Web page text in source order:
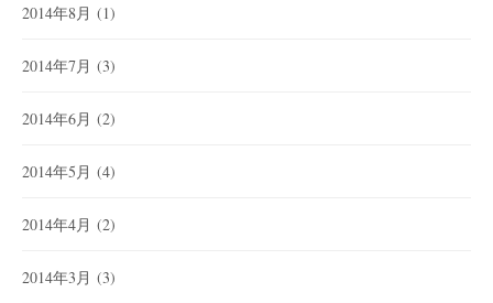
2014年8月 (1)
2014年7月 (3)
2014年6月 (2)
2014年5月 (4)
2014年4月 (2)
2014年3月 (3)